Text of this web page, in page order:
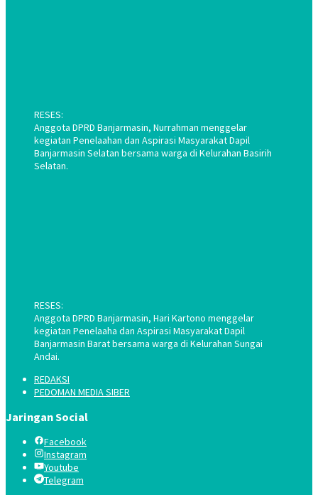
RESES:
Anggota DPRD Banjarmasin, Nurrahman menggelar
kegiatan Penelaahan dan Aspirasi Masyarakat Dapil
Banjarmasin Selatan bersama warga di Kelurahan Basirih
Selatan.
RESES:
Anggota DPRD Banjarmasin, Hari Kartono menggelar
kegiatan Penelaaha dan Aspirasi Masyarakat Dapil
Banjarmasin Barat bersama warga di Kelurahan Sungai
Andai.
REDAKSI
PEDOMAN MEDIA SIBER
Jaringan Social
Facebook
Instagram
Youtube
Telegram